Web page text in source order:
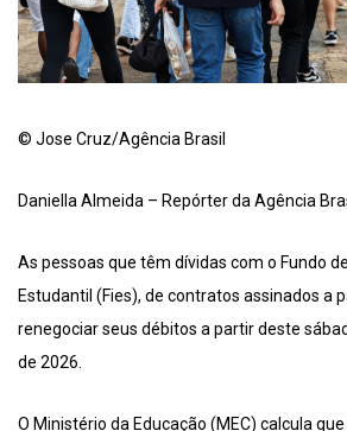
© Jose Cruz/Agência Brasil
Daniella Almeida – Repórter da Agência
As pessoas que têm dívidas com o Fundo
Estudantil (Fies), de contratos assinados a
renegociar seus débitos a partir deste
de 2026.
O Ministério da Educação (MEC) calcula